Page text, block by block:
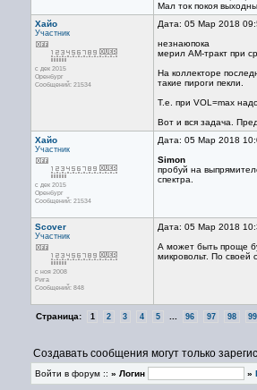
Мал ток покоя
Хайо
Участник
с дек 2015
Оренбург
Сообщений: 21534
Дата: 05 Мар 2018
незнаюпока
мерил АМ-тракт при
На коллекторе
такие пироги пекли.
Т.е. при VOL=max
Вот и вся задача.
Хайо
Участник
с дек 2015
Оренбург
Сообщений: 21534
Дата: 05 Мар 2018
Simon
пробуй на
спектра.
Scover
Участник
с ноя 2008
Рига
Сообщений: 848
Дата: 05 Мар 2018
А может быть проще
микровольт. По своей
Страница: 1 2 3 4 5 96 97 98 99
Создавать сообщения могут только
Войти в форум :: » Логин »